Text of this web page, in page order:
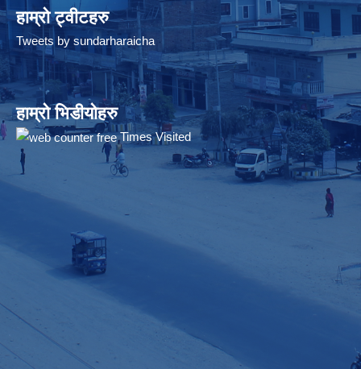
हाम्रो ट्वीटहरु
Tweets by sundarharaicha
हाम्रो भिडीयोहरु
Times Visited